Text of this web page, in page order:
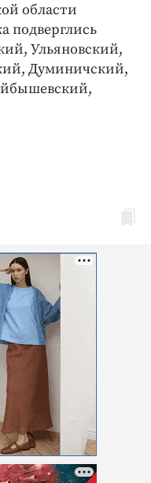
области
подверглись
Ульяновский,
Думиничский,